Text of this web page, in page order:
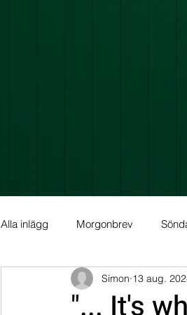
Alla inlägg Morgonbrev
Allmän info Fundamental
Simon 13 aug.